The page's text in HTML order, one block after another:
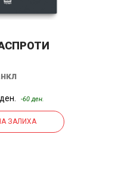
-60 ден.
ЗАЛИХА